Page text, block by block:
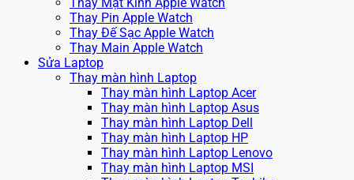
Thay Mặt Kính Apple Watch
Thay Pin Apple Watch
Thay Đế Sạc Apple Watch
Thay Main Apple Watch
Sửa Laptop
Thay màn hình Laptop
Thay màn hình Laptop Acer
Thay màn hình Laptop Asus
Thay màn hình Laptop Dell
Thay màn hình Laptop HP
Thay màn hình Laptop Lenovo
Thay màn hình Laptop MSI